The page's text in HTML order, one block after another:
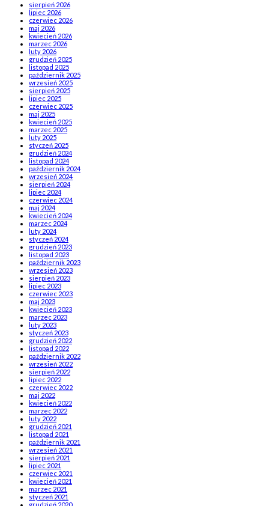
sierpień 2026
lipiec 2026
czerwiec 2026
maj 2026
kwiecień 2026
marzec 2026
luty 2026
grudzień 2025
listopad 2025
październik 2025
wrzesień 2025
sierpień 2025
lipiec 2025
czerwiec 2025
maj 2025
kwiecień 2025
marzec 2025
luty 2025
styczeń 2025
grudzień 2024
listopad 2024
październik 2024
wrzesień 2024
sierpień 2024
lipiec 2024
czerwiec 2024
maj 2024
kwiecień 2024
marzec 2024
luty 2024
styczeń 2024
grudzień 2023
listopad 2023
październik 2023
wrzesień 2023
sierpień 2023
lipiec 2023
czerwiec 2023
maj 2023
kwiecień 2023
marzec 2023
luty 2023
styczeń 2023
grudzień 2022
listopad 2022
październik 2022
wrzesień 2022
sierpień 2022
lipiec 2022
czerwiec 2022
maj 2022
kwiecień 2022
marzec 2022
luty 2022
grudzień 2021
listopad 2021
październik 2021
wrzesień 2021
sierpień 2021
lipiec 2021
czerwiec 2021
kwiecień 2021
marzec 2021
styczeń 2021